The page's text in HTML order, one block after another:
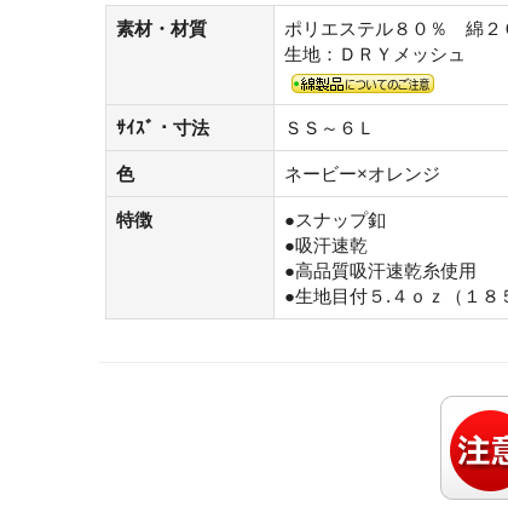
素材・材質
ポリエステル８０％ 綿２
生地：ＤＲＹメッシュ
ｻｲｽﾞ・寸法 ＳＳ～６Ｌ
色 ネービー×オレンジ
特徴
●スナップ釦
●吸汗速乾
●高品質吸汗速乾糸使用
●生地目付５.４ｏｚ（１８